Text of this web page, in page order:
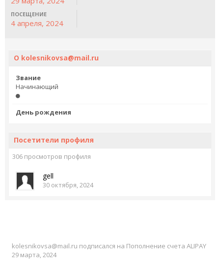
ПОСЕЩЕНИЕ
4 апреля, 2024
О kolesnikovsa@mail.ru
Звание
Начинающий
День рождения
Посетители профиля
306 просмотров профиля
gell
30 октября, 2024
kolesnikovsa@mail.ru подписался на Пополнение счета ALIPAY
29 марта, 2024